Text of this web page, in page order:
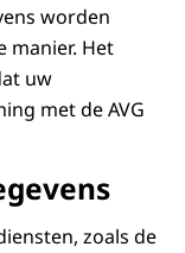
worden
manier. Het
uw
met de AVG
zoals de